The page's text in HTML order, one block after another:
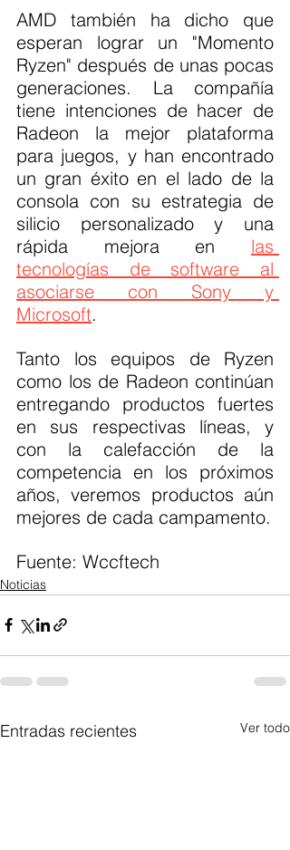
AMD también ha dicho que
esperan lograr un "Momento
Ryzen" después de unas pocas
generaciones. La compañía
tiene intenciones de hacer de
Radeon la mejor plataforma
para juegos, y han encontrado
un gran éxito en el lado de la
consola con su estrategia de
silicio personalizado y una
rápida mejora en las
tecnologías de software al
asociarse con Sony y
Microsoft.
Tanto los equipos de Ryzen
como los de Radeon continúan
entregando productos fuertes
en sus respectivas líneas, y
con la calefacción de la
competencia en los próximos
años, veremos productos aún
mejores de cada campamento.
Fuente: Wccftech
Noticias
Entradas recientes Ver todo